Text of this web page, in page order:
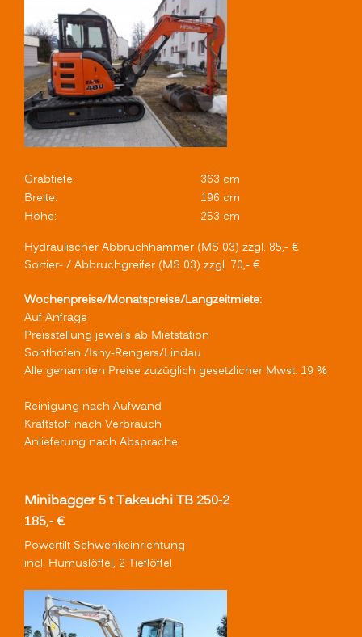
Grabtiefe:
363 cm
Breite:
196 cm
Höhe:
253 cm
Hydraulischer Abbruchhammer (MS 03) zzgl. 85,- €
Sortier- / Abbruchgreifer (MS 03) zzgl. 70,- €
Wochenpreise/Monatspreise/Langzeitmiete:
Auf Anfrage
Preisstellung jeweils ab Mietstation
Sonthofen /Isny-Rengers/Lindau
Alle genannten Preise zuzüglich gesetzlicher Mwst. 19 %
Reinigung nach Aufwand
Kraftstoff nach Verbrauch
Anlieferung nach Absprache
Minibagger 5 t Takeuchi TB 250-2
185,- €
Powertilt Schwenkeinrichtung
incl. Humuslöffel, 2 Tieflöffel